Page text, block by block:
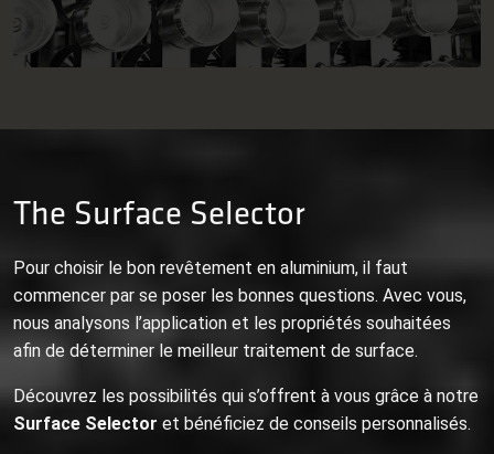
The Surface Selector
Pour choisir le bon revêtement en aluminium, il faut
commencer par se poser les bonnes questions. Avec vous,
nous analysons l’application et les propriétés souhaitées
afin de déterminer le meilleur traitement de surface.
Découvrez les possibilités qui s’offrent à vous grâce à notre
Surface Selector et bénéficiez de conseils personnalisés.